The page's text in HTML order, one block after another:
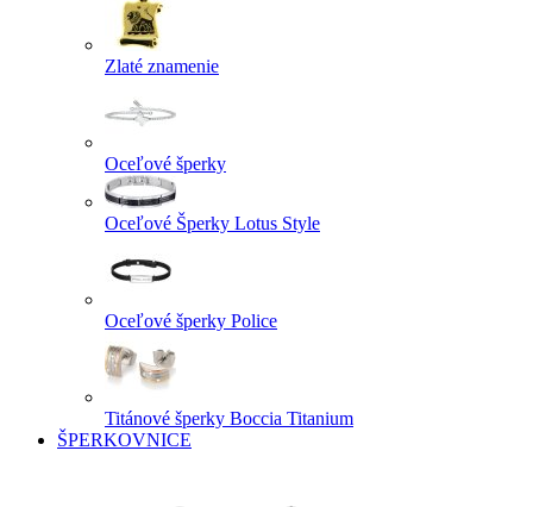
Zlaté znamenie
Oceľové šperky
Oceľové Šperky Lotus Style
Oceľové šperky Police
Titánové šperky Boccia Titanium
ŠPERKOVNICE